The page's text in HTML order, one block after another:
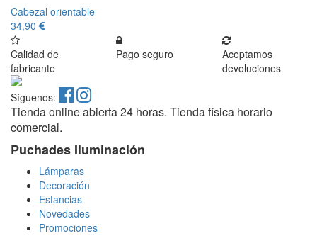
Cabezal orientable
34,90
Calidad de
fabricante
Pago seguro
Aceptamos
devoluciones
Síguenos:
Tienda online abierta 24 horas. Tienda física horario
comercial.
Puchades Iluminación
Lámparas
Decoración
Estancias
Novedades
Promociones